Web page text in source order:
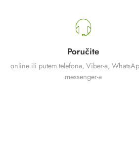
Poručite
online ili putem telefona, Viber-a,
messenger-a